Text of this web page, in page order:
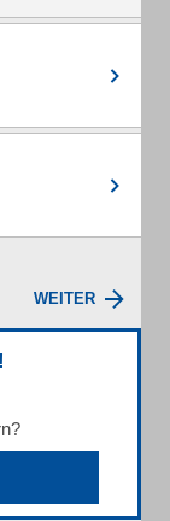
WEITER